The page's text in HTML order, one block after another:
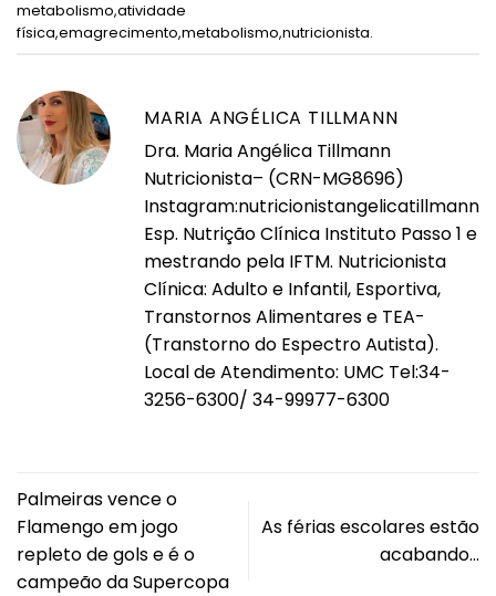
metabolismo,atividade
física,emagrecimento,metabolismo,nutricionista.
MARIA ANGÉLICA TILLMANN
Dra. Maria Angélica Tillmann
Nutricionista– (CRN-MG8696)
Instagram:nutricionistangelicatillmann
Esp. Nutrição Clínica Instituto Passo 1 e
mestrando pela IFTM. Nutricionista
Clínica: Adulto e Infantil, Esportiva,
Transtornos Alimentares e TEA-
(Transtorno do Espectro Autista).
Local de Atendimento: UMC Tel:34-
3256-6300/ 34-99977-6300
Palmeiras vence o
Flamengo em jogo
repleto de gols e é o
campeão da Supercopa
As férias escolares estão
acabando…